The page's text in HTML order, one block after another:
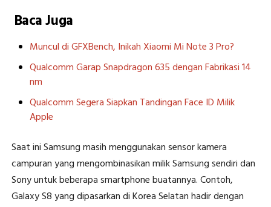
Baca Juga
Muncul di GFXBench, Inikah Xiaomi Mi Note 3 Pro?
Qualcomm Garap Snapdragon 635 dengan Fabrikasi 14
nm
Qualcomm Segera Siapkan Tandingan Face ID Milik
Apple
Saat ini Samsung masih menggunakan sensor kamera
campuran yang mengombinasikan milik Samsung sendiri dan
Sony untuk beberapa smartphone buatannya. Contoh,
Galaxy S8 yang dipasarkan di Korea Selatan hadir dengan